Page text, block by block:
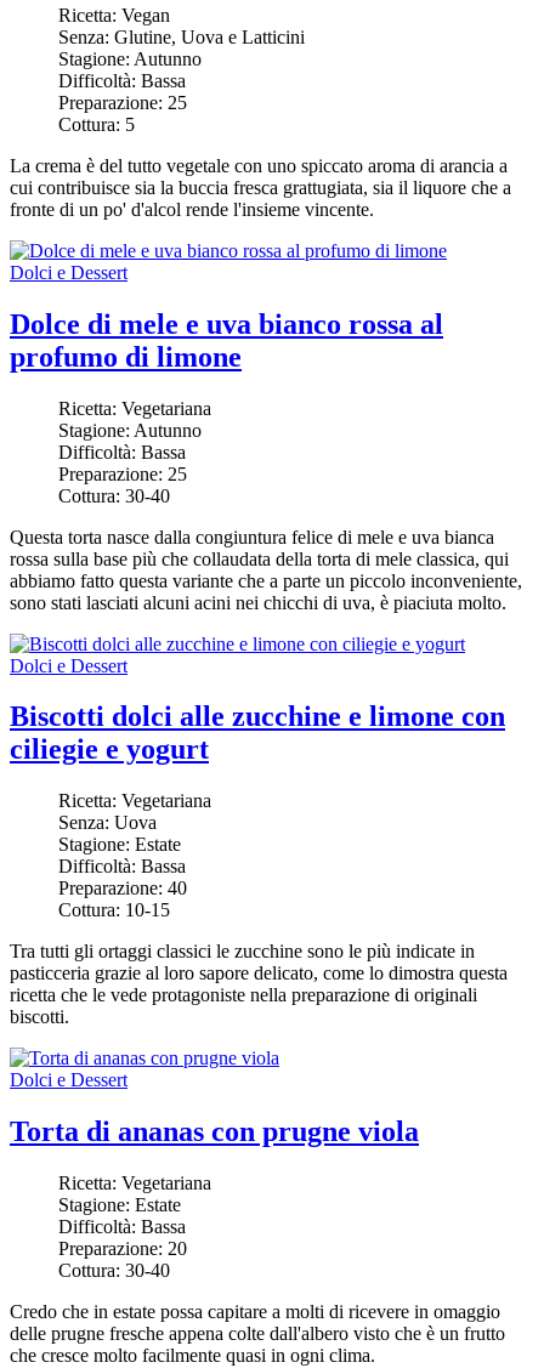
Ricetta: Vegan
Senza: Glutine, Uova e Latticini
Stagione: Autunno
Difficoltà: Bassa
Preparazione: 25
Cottura: 5
La crema è del tutto vegetale con uno spiccato aroma di arancia a
cui contribuisce sia la buccia fresca grattugiata, sia il liquore che a
fronte di un po' d'alcol rende l'insieme vincente.
Dolci e Dessert
Dolce di mele e uva bianco rossa al
profumo di limone
Ricetta: Vegetariana
Stagione: Autunno
Difficoltà: Bassa
Preparazione: 25
Cottura: 30-40
Questa torta nasce dalla congiuntura felice di mele e uva bianca
rossa sulla base più che collaudata della torta di mele classica, qui
abbiamo fatto questa variante che a parte un piccolo inconveniente,
sono stati lasciati alcuni acini nei chicchi di uva, è piaciuta molto.
Dolci e Dessert
Biscotti dolci alle zucchine e limone con
ciliegie e yogurt
Ricetta: Vegetariana
Senza: Uova
Stagione: Estate
Difficoltà: Bassa
Preparazione: 40
Cottura: 10-15
Tra tutti gli ortaggi classici le zucchine sono le più indicate in
pasticceria grazie al loro sapore delicato, come lo dimostra questa
ricetta che le vede protagoniste nella preparazione di originali
biscotti.
Dolci e Dessert
Torta di ananas con prugne viola
Ricetta: Vegetariana
Stagione: Estate
Difficoltà: Bassa
Preparazione: 20
Cottura: 30-40
Credo che in estate possa capitare a molti di ricevere in omaggio
delle prugne fresche appena colte dall'albero visto che è un frutto
che cresce molto facilmente quasi in ogni clima.